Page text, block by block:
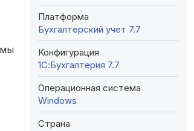
Платформа
Бухгалтерский учет 7.7
Конфигурация
1С:Бухгалтерия 7.7
Операционная система
Windows
Страна